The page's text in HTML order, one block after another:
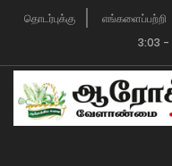
தொடர்புக்கு எங்களைப்பற்றி
3:03 -